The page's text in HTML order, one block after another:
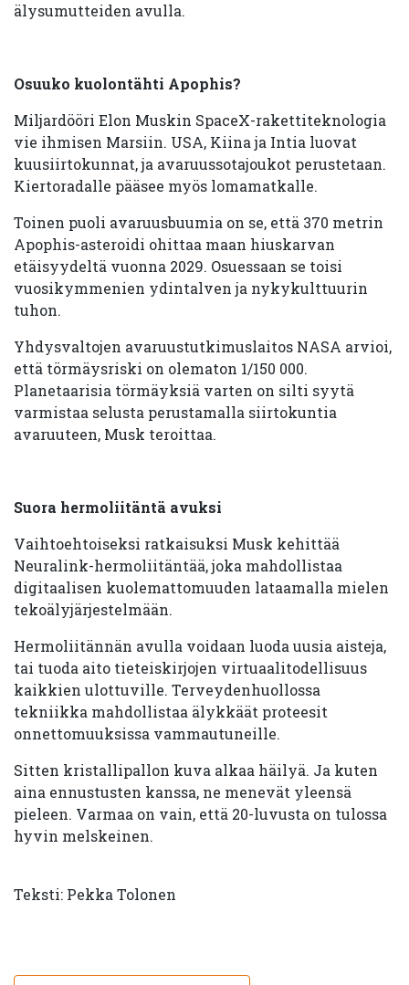
älysumutteiden avulla.
Osuuko kuolontähti Apophis?
Miljardööri Elon Muskin SpaceX-rakettiteknologia
vie ihmisen Marsiin. USA, Kiina ja Intia luovat
kuusiirtokunnat, ja avaruussotajoukot perustetaan.
Kiertoradalle pääsee myös lomamatkalle.
Toinen puoli avaruusbuumia on se, että 370 metrin
Apophis-asteroidi ohittaa maan hiuskarvan
etäisyydeltä vuonna 2029. Osuessaan se toisi
vuosikymmenien ydintalven ja nykykulttuurin
tuhon.
Yhdysvaltojen avaruustutkimuslaitos NASA arvioi,
että törmäysriski on olematon 1/150 000.
Planetaarisia törmäyksiä varten on silti syytä
varmistaa selusta perustamalla siirtokuntia
avaruuteen, Musk teroittaa.
Suora hermoliitäntä avuksi
Vaihtoehtoiseksi ratkaisuksi Musk kehittää
Neuralink-hermoliitäntää, joka mahdollistaa
digitaalisen kuolemattomuuden lataamalla mielen
tekoälyjärjestelmään.
Hermoliitännän avulla voidaan luoda uusia aisteja,
tai tuoda aito tieteiskirjojen virtuaalitodellisuus
kaikkien ulottuville. Terveydenhuollossa
tekniikka mahdollistaa älykkäät proteesit
onnettomuuksissa vammautuneille.
Sitten kristallipallon kuva alkaa häilyä. Ja kuten
aina ennustusten kanssa, ne menevät yleensä
pieleen. Varmaa on vain, että 20-luvusta on tulossa
hyvin melskeinen.
Teksti: Pekka Tolonen